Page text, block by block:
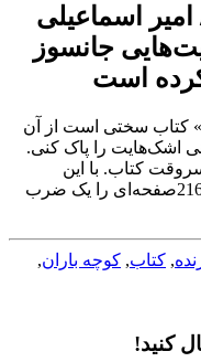
اسماعیلی
جانسوز
کرده است
کتاب سختی است از آن
اشک‌هایت را پاک کنی.
کتاب. با این
وضعیت بعید است شما بتوانید این کتاب 216‌صفحه‌ای را یک ضرب
, کتاب, کوچه باران,
کنید!